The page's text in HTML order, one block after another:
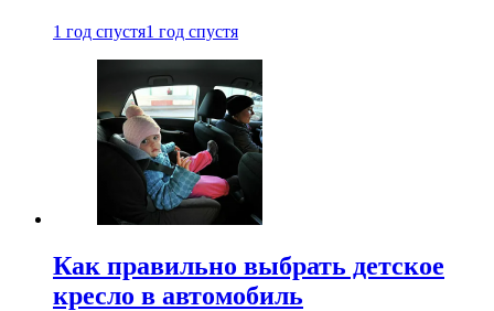
1 год спустя1 год спустя
Как правильно выбрать детское
кресло в автомобиль